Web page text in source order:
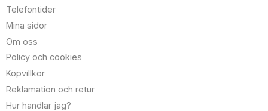
Telefontider
Mina sidor
Om oss
Policy och cookies
Köpvillkor
Reklamation och retur
Hur handlar jag?